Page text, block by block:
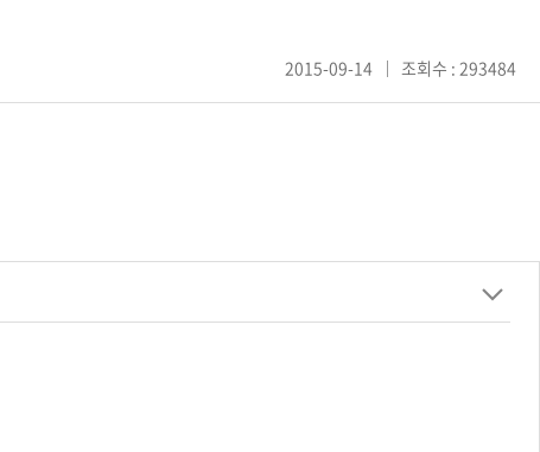
2015-09-14 조회수 : 293484